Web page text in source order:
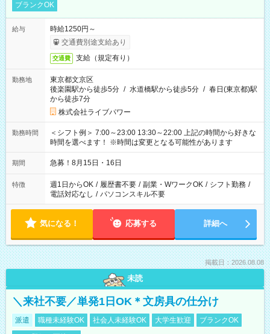
ブランクOK
給与
時給1250円～
交通費別途支給あり
交通費 支給（規定有り）
勤務地
東京都文京区
後楽園駅から徒歩5分 / 水道橋駅から徒歩5分 / 春日(東京都)駅
から徒歩7分
株式会社ライブパワー
勤務時間
＜シフト例＞ 7:00～23:00 13:30～22:00 上記の時間から好きな
時間を選べます！ ※時間は変更となる可能性があります
期間 急募！8月15日・16日
特徴 週1日からOK / 履歴書不要 / 副業・WワークOK / シフト勤務 /
電話対応なし / パソコンスキル不要
気になる！ 応募する 詳細へ
掲載日：2026.08.08
未読
＼来社不要／単発1日OK＊文房具の仕分け
派遣 職種未経験OK 社会人未経験OK 大学生歓迎
ブランクOK